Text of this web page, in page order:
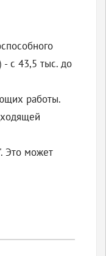
- с 43,5 тыс. до
работы.
Это может